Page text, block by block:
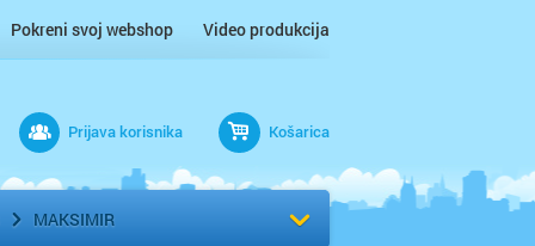
Pokreni svoj webshop Video produkcija
Prijava korisnika Košarica
MAKSIMIR